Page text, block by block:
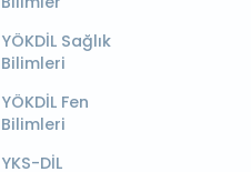
YÖKDİL Sağlık
Bilimleri
YÖKDİL Fen
Bilimleri
YKS-DİL